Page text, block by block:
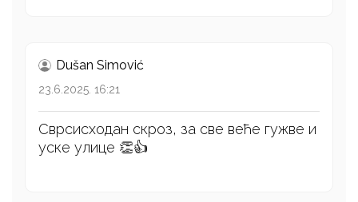
Dušan Simović
23.6.2025. 16:21
Сврсисходан скроз, за све веће гужве и
уске улице 👏👍